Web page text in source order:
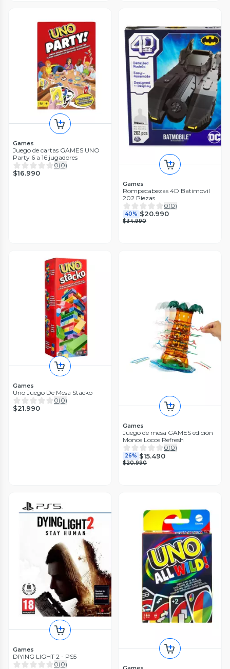
Games
Juego de cartas GAMES UNO
Party 6 a 16 jugadores
0(0)
$16.990
Games
Rompecabezas 4D Batimovil
202 Piezas
0(0)
40% $20.990
$34.990
Games
Uno Juego De Mesa Stacko
0(0)
$21.990
Games
Juego de mesa GAMES edición
Monos Locos Refresh
0(0)
26% $15.490
$20.990
Games
DIYING LIGHT 2 - PS5
0(0)